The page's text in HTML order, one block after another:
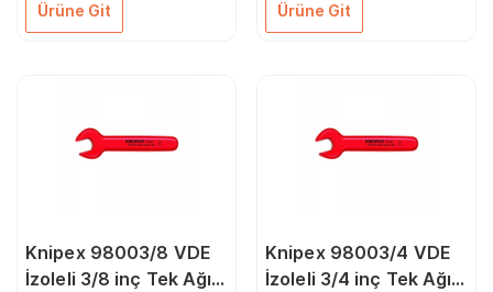
Ürüne Git Ürüne Git
Knipex 98003/8 VDE
İzoleli 3/8 inç Tek Ağız
Knipex 98003/4 VDE
İzoleli 3/4 inç Tek Ağız